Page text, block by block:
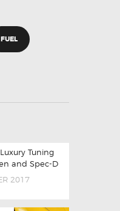
FUEL
Tuning
and Spec-D
2017